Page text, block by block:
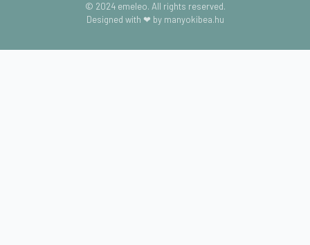
© 2024 emeleo. All rights reserved.
Designed with ❤ by manyokibea.hu